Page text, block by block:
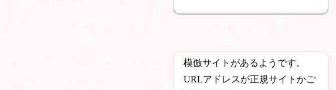
模倣サイトがあるようです。
URLアドレスが正規サイトかご